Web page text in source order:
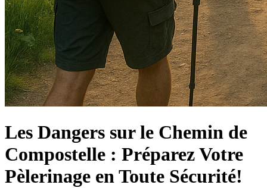
Les Dangers sur le Chemin de
Compostelle : Préparez Votre
Pèlerinage en Toute Sécurité!